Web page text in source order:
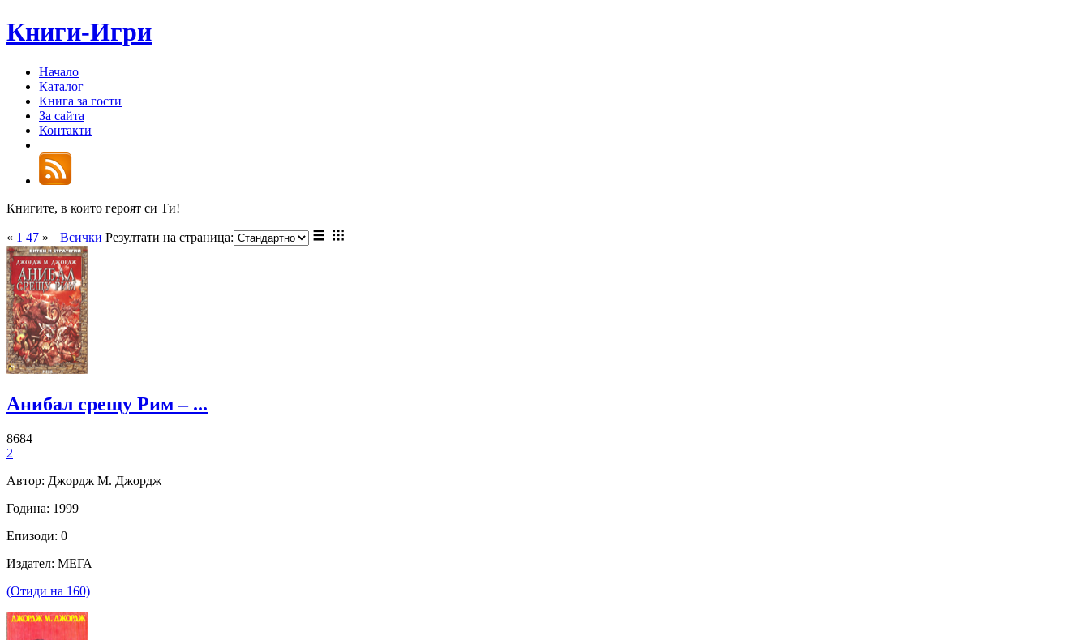
Книги-Игри
Начало
Каталог
Книга за гости
За сайта
Контакти
Книгите, в които героят си Ти!
« 1 47 » Всички Резултати на страница:
Анибал срещу Рим – ...
8684
2
Автор: Джордж М. Джордж
Година: 1999
Епизоди: 0
Издател: МЕГА
(Отиди на 160)